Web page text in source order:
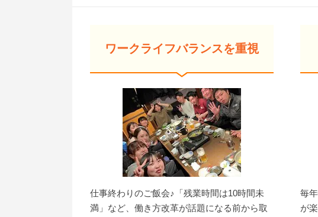
ワークライフバランスを重視
仕事終わりのご飯会♪「残業時間は10時間未
満」など、働き方改革が話題になる前から取
毎
が